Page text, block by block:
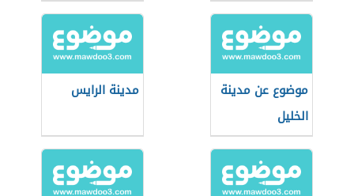
موضوع عن مدينة
الخليل
مدينة الرايس